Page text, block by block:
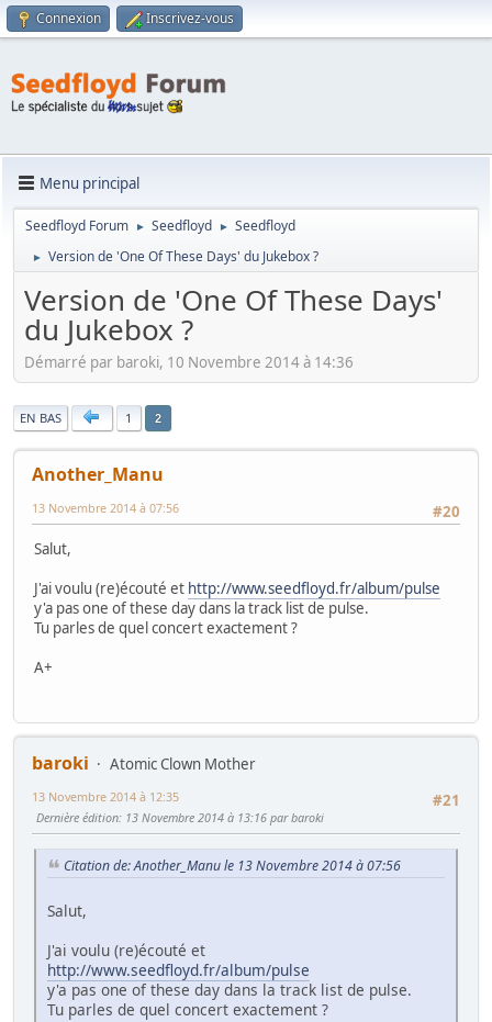
Connexion Inscrivez-vous
Menu principal
Seedfloyd Forum ► Seedfloyd ► Seedfloyd
► Version de 'One Of These Days' du Jukebox ?
Version de 'One Of These Days'
du Jukebox ?
Démarré par baroki, 10 Novembre 2014 à 14:36
|
EN BAS 1 2
Another_Manu
#20
13 Novembre 2014 à 07:56
Salut,
J'ai voulu (re)écouté et http://www.seedfloyd.fr/album/pulse
y'a pas one of these day dans la track list de pulse.
Tu parles de quel concert exactement ?
A+
baroki
Atomic Clown Mother
#21
13 Novembre 2014 à 12:35
Dernière édition: 13 Novembre 2014 à 13:16 par baroki
Citation de: Another_Manu le 13 Novembre 2014 à 07:56
Salut,
J'ai voulu (re)écouté et
http://www.seedfloyd.fr/album/pulse
y'a pas one of these day dans la track list de pulse.
Tu parles de quel concert exactement ?